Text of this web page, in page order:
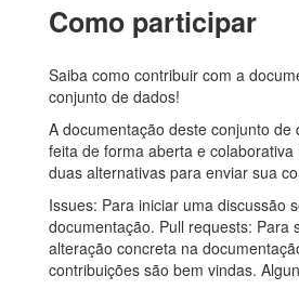
Como participar
Saiba como contribuir com a
conjunto de dados!
A documentação deste conjunto de
feita de forma aberta e colaborativa
duas alternativas para enviar sua
Issues: Para iniciar uma discussão
documentação. Pull requests: Para
alteração concreta na
contribuições são bem vindas.